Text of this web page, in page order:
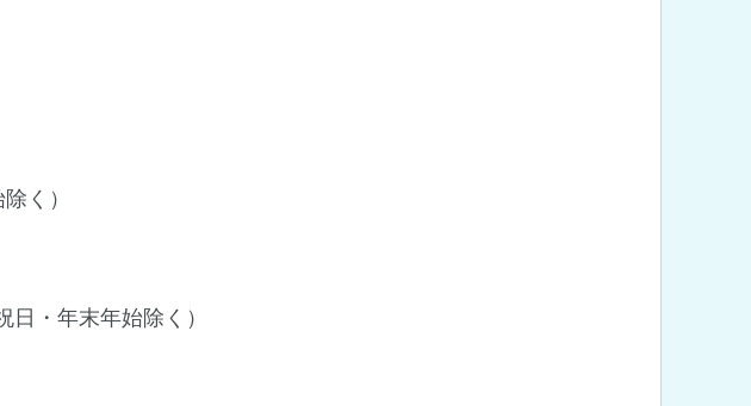
く）
・年末年始除く）